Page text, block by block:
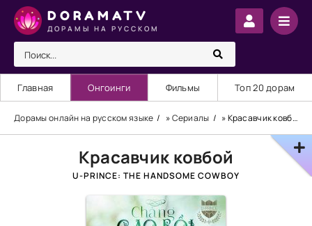
DORAMATV
ДОРАМЫ НА РУССКОМ
Главная Онгоинги Фильмы Топ 20 дорам
Дорамы онлайн на русском языке »Сериалы » Красавчик ковбой
Красавчик ковбой
U-PRINCE: THE HANDSOME COWBOY